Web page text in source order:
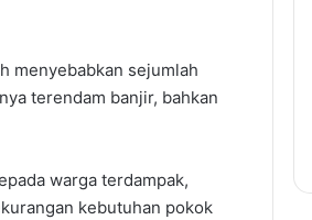
menyebabkan sejumlah
terendam banjir, bahkan
warga terdampak,
kebutuhan pokok